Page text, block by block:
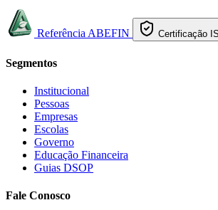
Referência ABEFIN Certificação
Segmentos
Institucional
Pessoas
Empresas
Escolas
Governo
Educação Financeira
Guias DSOP
Fale Conosco